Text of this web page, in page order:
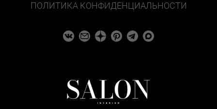
ПОЛИТИКА КОНФИДЕНЦИАЛЬНОСТИ